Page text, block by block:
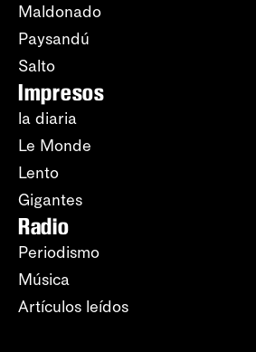
Maldonado
Paysandú
Salto
Impresos
la diaria
Le Monde
Lento
Gigantes
Radio
Periodismo
Música
Artículos leídos